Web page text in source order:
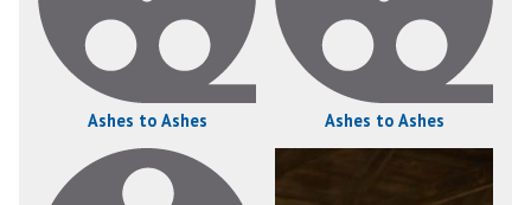
Ashes to Ashes Ashes to Ashes